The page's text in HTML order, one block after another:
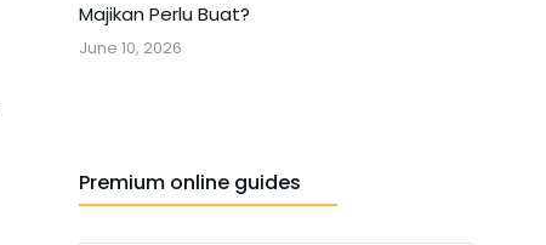
Majikan Perlu Buat?
June 10, 2026
Premium online guides